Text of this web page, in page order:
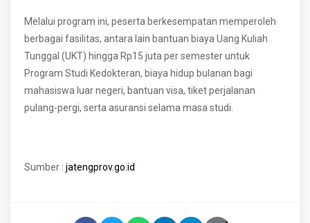
Melalui program ini, peserta berkesempatan memperoleh
berbagai fasilitas, antara lain bantuan biaya Uang Kuliah
Tunggal (UKT) hingga Rp15 juta per semester untuk
Program Studi Kedokteran, biaya hidup bulanan bagi
mahasiswa luar negeri, bantuan visa, tiket perjalanan
pulang-pergi, serta asuransi selama masa studi.
Sumber : jatengprov.go.id